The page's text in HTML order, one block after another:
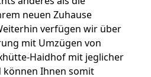
neuen Zuhause
verfügen wir über
mit Umzügen von
Haidhof mit jeglicher
Ihnen somit